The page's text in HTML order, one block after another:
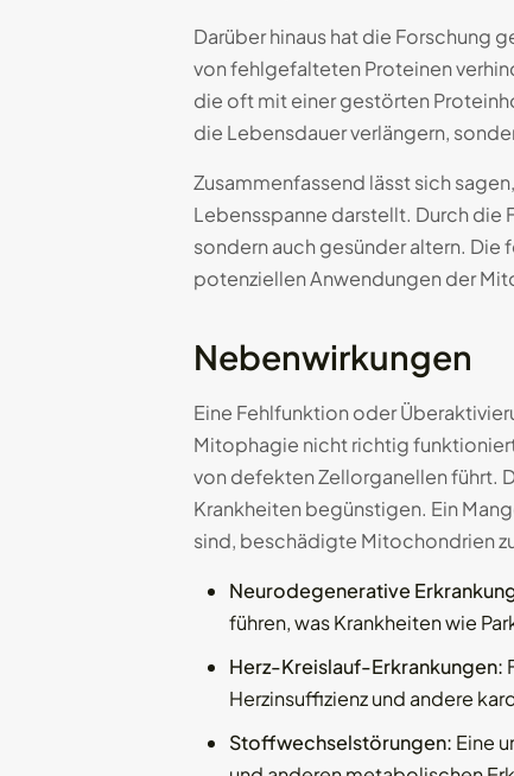
Darüber hinaus hat die Forschung
von fehlgefalteten Proteinen
die oft mit einer gestörten
die Lebensdauer verlängern,
Zusammenfassend lässt sich
Lebensspanne darstellt. Durch die
sondern auch gesünder altern.
potenziellen Anwendungen der
Nebenwirkungen
Eine Fehlfunktion oder
Mitophagie nicht richtig
von defekten Zellorganellen führt.
Krankheiten begünstigen. Ein
sind, beschädigte Mitochondrien
Neurodegenerative
führen, was Krankheiten wie
Herz-Kreislauf-Erkrankungen:
Herzinsuffizienz und andere
Stoffwechselstörungen: Eine